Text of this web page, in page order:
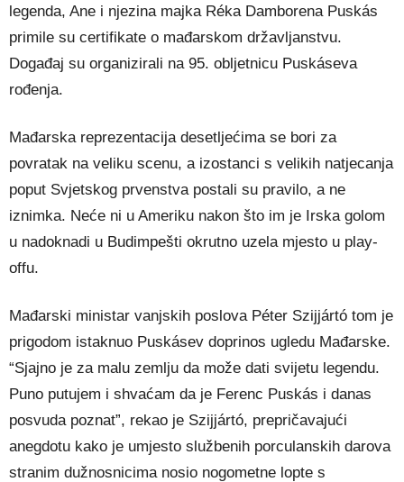
legenda, Ane i njezina majka Réka Damborena Puskás
primile su certifikate o mađarskom državljanstvu.
Događaj su organizirali na 95. obljetnicu Puskáseva
rođenja.
Mađarska reprezentacija desetljećima se bori za
povratak na veliku scenu, a izostanci s velikih natjecanja
poput Svjetskog prvenstva postali su pravilo, a ne
iznimka. Neće ni u Ameriku nakon što im je Irska golom
u nadoknadi u Budimpešti okrutno uzela mjesto u play-
offu.
Mađarski ministar vanjskih poslova Péter Szijjártó tom je
prigodom istaknuo Puskásev doprinos ugledu Mađarske.
“Sjajno je za malu zemlju da može dati svijetu legendu.
Puno putujem i shvaćam da je Ferenc Puskás i danas
posvuda poznat”, rekao je Szijjártó, prepričavajući
anegdotu kako je umjesto službenih porculanskih darova
stranim dužnosnicima nosio nogometne lopte s